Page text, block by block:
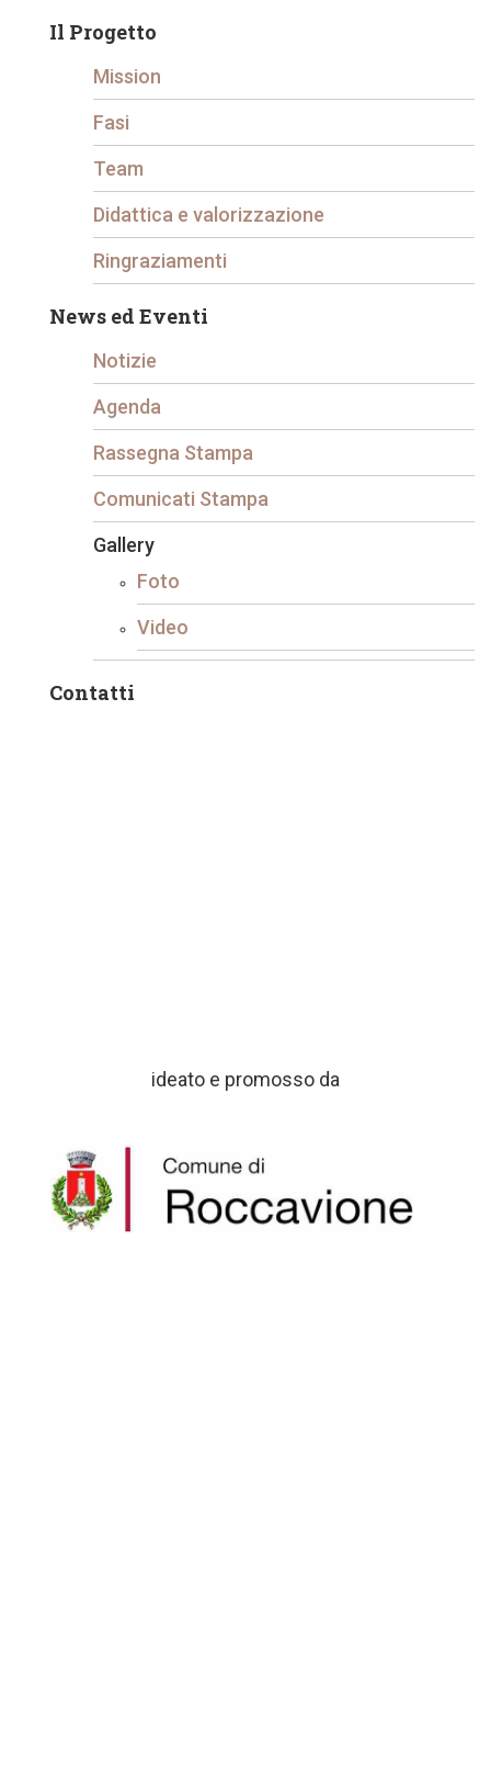
Il Progetto
Mission
Fasi
Team
Didattica e valorizzazione
Ringraziamenti
News ed Eventi
Notizie
Agenda
Rassegna Stampa
Comunicati Stampa
Gallery
Foto
Video
Contatti
ideato e promosso da